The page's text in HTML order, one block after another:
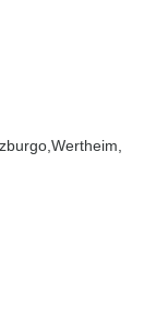
Wertheim,